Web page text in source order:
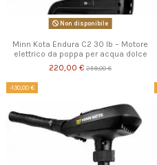
Non disponibile
Minn Kota Endura C2 30 lb – Motore
elettrico da poppa per acqua dolce
220,00 € 259,00 €
-130,00 €